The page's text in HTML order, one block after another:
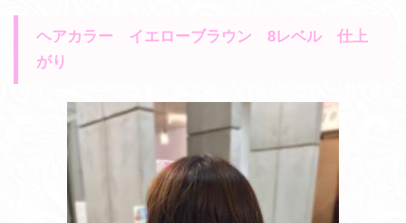
ヘアカラー イエローブラウン 8レベル 仕上
がり